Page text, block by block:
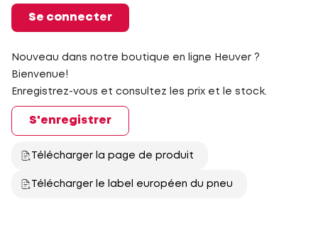
Se connecter
Nouveau dans notre boutique en ligne Heuver ?
Bienvenue!
Enregistrez-vous et consultez les prix et le stock.
S'enregistrer
Télécharger la page de produit
Télécharger le label européen du pneu